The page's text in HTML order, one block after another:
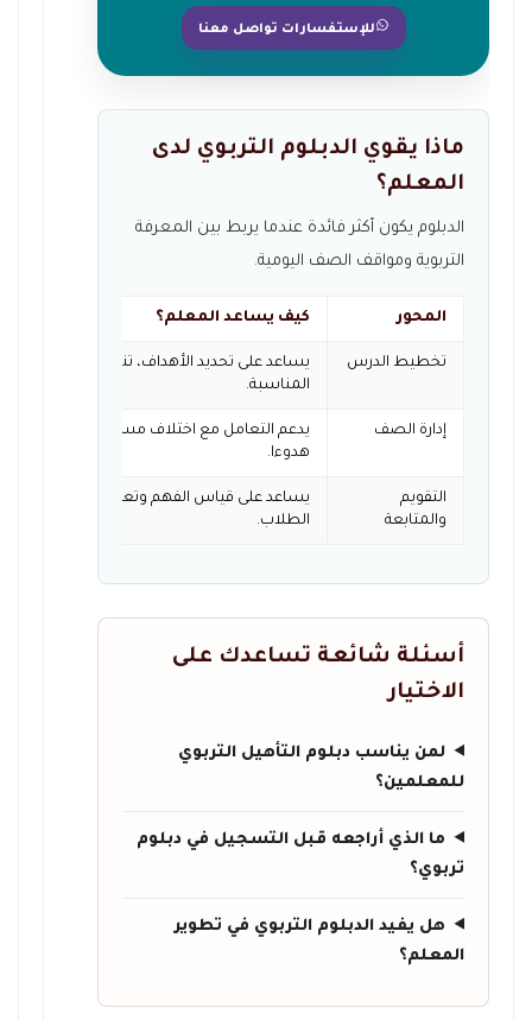
للإستفسارات تواصل معنا
ماذا يقوي الدبلوم التربوي لدى
المعلم؟
الدبلوم يكون أكثر فائدة عندما يربط بين المعرفة
التربوية ومواقف الصف اليومية.
المحور كيف يساعد المعلم؟
تخطيط الدرس
يساعد على تحديد الأهداف، تنظيم المحتوى،
المناسبة.
إدارة الصف
يدعم التعامل مع اختلاف مستويات الطلاب
هدوءا.
التقويم
والمتابعة
يساعد على قياس الفهم وتعديل طريقة الشرح
الطلاب.
أسئلة شائعة تساعدك على
الاختيار
لمن يناسب دبلوم التأهيل التربوي
للمعلمين؟
ما الذي أراجعه قبل التسجيل في دبلوم
تربوي؟
هل يفيد الدبلوم التربوي في تطوير
المعلم؟